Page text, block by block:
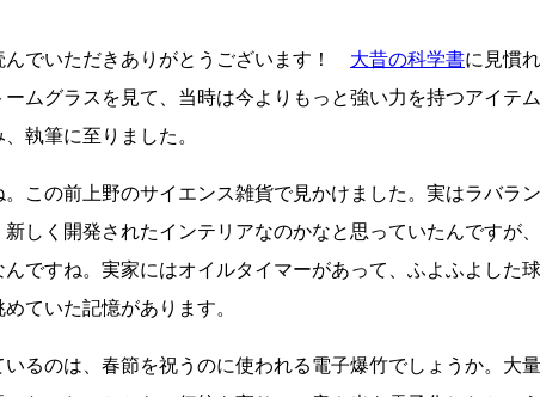
んでいただきありがとうございます！ 大昔の科学書に見慣
ームグラスを見て、当時は今よりもっと強い力を持つアイテ
執筆に至りました。
この前上野のサイエンス雑貨で見かけました。実はラバラ
しく開発されたインテリアなのかなと思っていたんですが、
ですね。実家にはオイルタイマーがあって、ふよふよした
ていた記憶があります。
るのは、春節を祝うのに使われる電子爆竹でしょうか。大